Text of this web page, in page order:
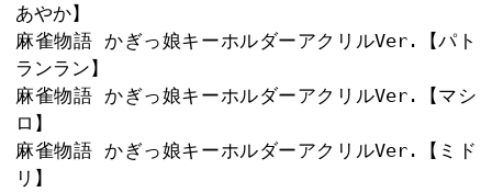
80mm×80mm以内
キュイン萌ーる定番の大人気商品『
ダー』の
過去販売キャラクターがアクリルVer.